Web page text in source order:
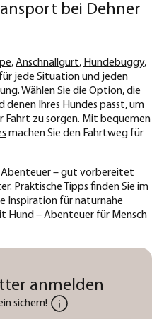
bei Dehner
,Anschnallgurt, Hundebuggy,
jede Situation und jeden
Wählen Sie die Option, die
denen Ihres Hundes passt, um
zu sorgen. Mit bequemen
machen Sie den Fahrtweg für
Abenteuer – gut vorbereitet
Praktische Tipps finden Sie im
Inspiration für naturnahe
Hund – Abenteuer für Mensch
anmelden
sichern!